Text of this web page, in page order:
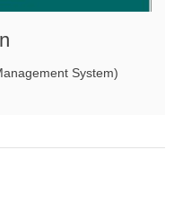
System)